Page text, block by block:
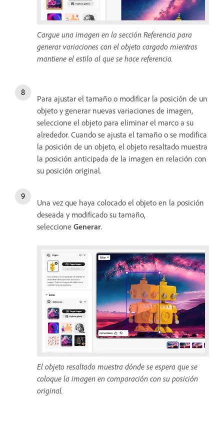
Cargue una imagen en la sección Referencia para
generar variaciones con el objeto cargado mientras
mantiene el estilo al que se hace referencia.
Para ajustar el tamaño o modificar la posición de un
objeto y generar nuevas variaciones de imagen,
seleccione el objeto para eliminar el marco a su
alrededor. Cuando se ajusta el tamaño o se modifica
la posición de un objeto, el objeto resaltado muestra
la posición anticipada de la imagen en relación con
su posición original.
Una vez que haya colocado el objeto en la posición
deseada y modificado su tamaño,
seleccione Generar.
El objeto resaltado muestra dónde se espera que se
coloque la imagen en comparación con su posición
original.